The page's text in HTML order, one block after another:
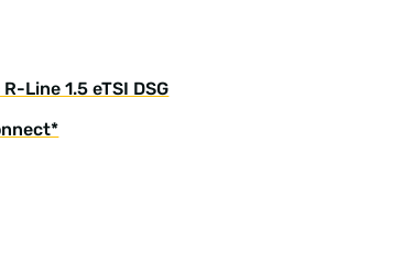
Line 1.5 eTSI DSG